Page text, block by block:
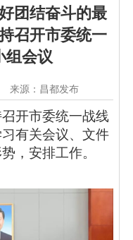
团结奋斗的最
召开市委统一
组会议
来源：昌都发布
开市委统一战线
有关会议、文件
，安排工作。